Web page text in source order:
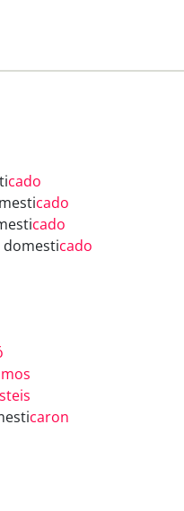
cado
cado
cado
domesticado
caron